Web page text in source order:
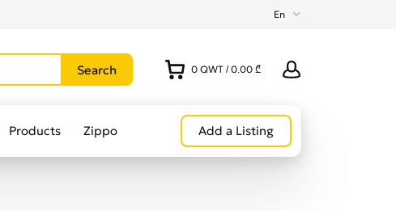
En
0 QWT / 0.00 ₾
Products Zippo Add a Listing